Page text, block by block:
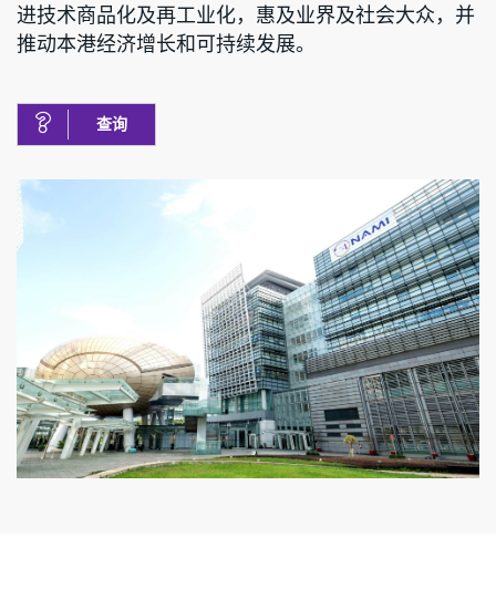
进技术商品化及再工业化，惠及业界及社会大众，并
推动本港经济增长和可持续发展。
查询